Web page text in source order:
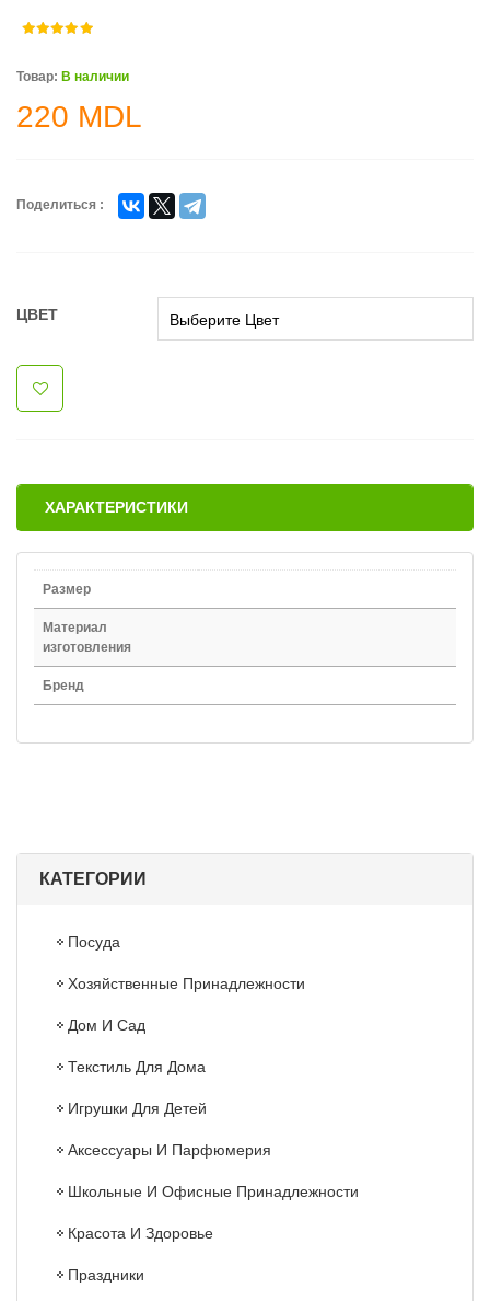
КАТЕГОРИИ
Посуда
Хозяйственные Принадлежности
Дом И Сад
Текстиль Для Дома
Игрушки Для Детей
Аксессуары И Парфюмерия
Школьные И Офисные Принадлежности
Красота И Здоровье
Праздники
Товар: В наличии
220 MDL
Поделиться :
ЦВЕТ
ХАРАКТЕРИСТИКИ
Размер
Материал
изготовления
Бренд